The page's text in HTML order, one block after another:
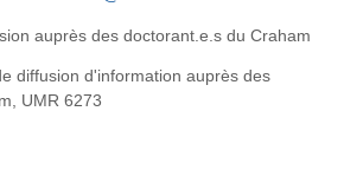
auprès des doctorant.e.s du Craham
diffusion d'information auprès des
UMR 6273